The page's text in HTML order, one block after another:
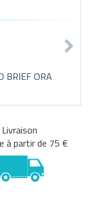
BRIEF ORA
Livraison
à partir de 75 €